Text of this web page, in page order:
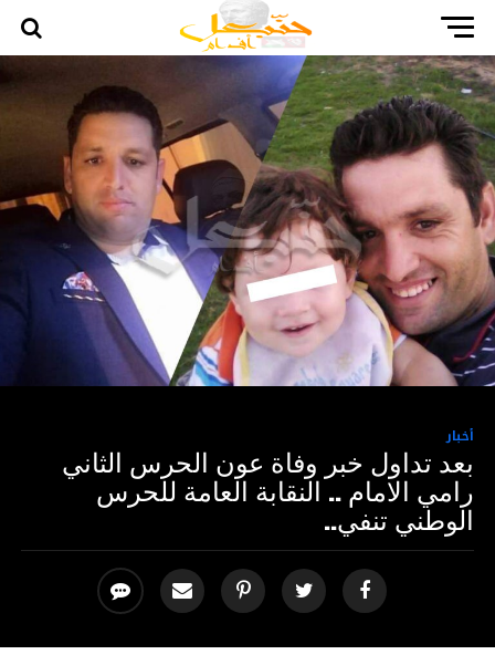
أخبار
بعد تداول خبر وفاة عون الحرس الثاني
رامي الامام .. النقابة العامة للحرس
الوطني تنفي..